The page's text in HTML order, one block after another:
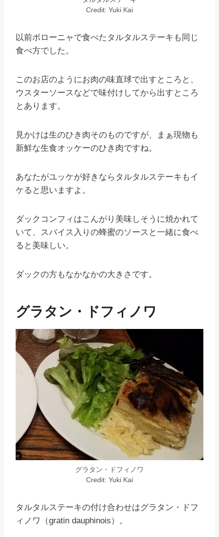
Credit: Yuki Kai
以前ボローニャで食べたタルタルステーキも同じ
食べ方でした。
このお店のようにお肉の味直球で出すところと、
ウスターソースなどで味付けしてから出すところ
とあります。
見かけは生のひき肉そのものですが、まぁ現物も
新鮮な生食オッケーのひき肉ですね。
あなたがユッケが好きならタルタルステーキもイ
ケると思いますよ。
ダックコンフィはこんがり美味しそうに焼かれて
いて、スパイス入りの蜂蜜のソースと一緒に食べ
ると美味しい。
ダックの方もなかなかの大きさです。
グラタン・ドフィノワ
グラタン・ドフィノワ
Credit: Yuki Kai
タルタルステーキの付け合わせはグラタン・ドフ
ィノワ（gratin dauphinois）。